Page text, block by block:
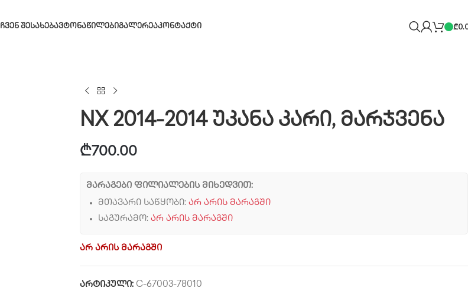
ᲩᲕᲔᲜ ᲨᲔᲡᲐᲮᲔᲑᲐᲕᲢᲝᲜᲐᲬᲘᲚᲔᲑᲘᲒᲐᲚᲔᲠᲔᲐᲙᲝᲜᲢᲐᲥᲢᲘ ₾
NX 2014-2014 უკანა კარი, მარჯვენა
₾700.00
მარაგები ფილიალების მიხედვით:
მთავარი საწყობი: არ არის მარაგში
საგურამო: არ არის მარაგში
არ არის მარაგში
არტიკული: C-67003-78010